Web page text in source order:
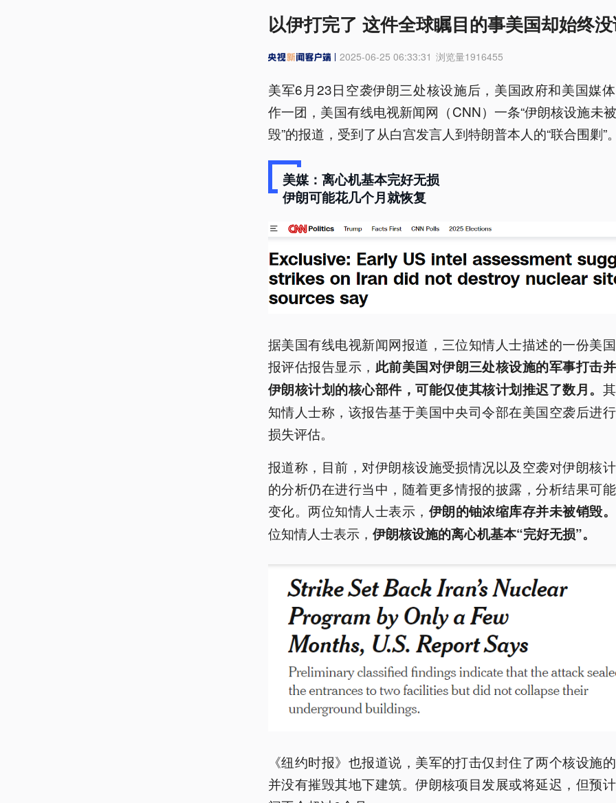
以伊打完了 这件全球瞩目的事美国却始终
2025-06-25 06:33:31 浏览量1916455
美军6月23日空袭伊朗三处核设施后，美国政府和美国媒
作一团，美国有线电视新闻网（CNN）一条“伊朗核设施未
毁”的报道，受到了从白宫发言人到特朗普本人的“联合围剿”
美媒：离心机基本完好无损
伊朗可能花几个月就恢复
据美国有线电视新闻网报道，三位知情人士描述的一份美
报评估报告显示， 此前美国对伊朗三处核设施的军事打击
伊朗核计划的核心部件，可能仅使其核计划推迟了数月。
知情人士称，该报告基于美国中央司令部在美国空袭后进
损失评估。
报道称，目前，对伊朗核设施受损情况以及空袭对伊朗核
的分析仍在进行当中，随着更多情报的披露，分析结果可
变化。两位知情人士表示， 伊朗的铀浓缩库存并未被销毁。
位知情人士表示， 伊朗核设施的离心机基本“完好无损”。
《纽约时报》也报道说，美军的打击仅封住了两个核设施
并没有摧毁其地下建筑。伊朗核项目发展或将延迟，但预